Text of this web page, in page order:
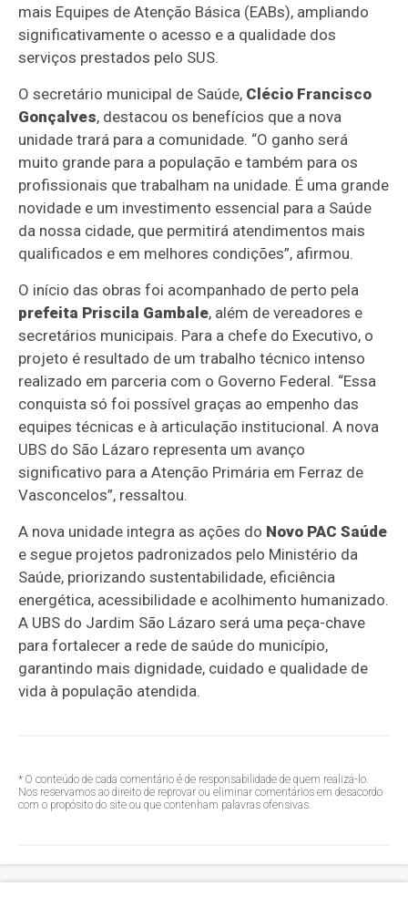
mais Equipes de Atenção Básica (EABs), ampliando
significativamente o acesso e a qualidade dos
serviços prestados pelo SUS.
O secretário municipal de Saúde, Clécio Francisco
Gonçalves, destacou os benefícios que a nova
unidade trará para a comunidade. “O ganho será
muito grande para a população e também para os
profissionais que trabalham na unidade. É uma grande
novidade e um investimento essencial para a Saúde
da nossa cidade, que permitirá atendimentos mais
qualificados e em melhores condições”, afirmou.
O início das obras foi acompanhado de perto pela
prefeita Priscila Gambale, além de vereadores e
secretários municipais. Para a chefe do Executivo, o
projeto é resultado de um trabalho técnico intenso
realizado em parceria com o Governo Federal. “Essa
conquista só foi possível graças ao empenho das
equipes técnicas e à articulação institucional. A nova
UBS do São Lázaro representa um avanço
significativo para a Atenção Primária em Ferraz de
Vasconcelos”, ressaltou.
A nova unidade integra as ações do Novo PAC Saúde
e segue projetos padronizados pelo Ministério da
Saúde, priorizando sustentabilidade, eficiência
energética, acessibilidade e acolhimento humanizado.
A UBS do Jardim São Lázaro será uma peça-chave
para fortalecer a rede de saúde do município,
garantindo mais dignidade, cuidado e qualidade de
vida à população atendida.
* O conteúdo de cada comentário é de responsabilidade de quem realizá-lo.
Nos reservamos ao direito de reprovar ou eliminar comentários em desacordo
com o propósito do site ou que contenham palavras ofensivas.